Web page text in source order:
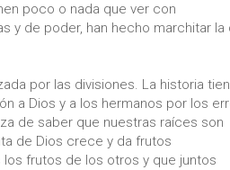
poco o nada que ver con
y de poder, han hecho marchitar la
por las divisiones. La historia
a Dios y a los hermanos por los
de saber que nuestras raíces son
de Dios crece y da frutos
frutos de los otros y que juntos